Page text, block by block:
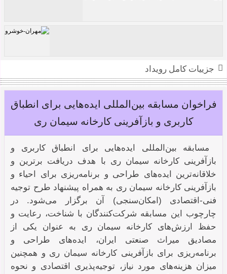
طرح پیشنهادی مسابقه معماری ساختمان اداری
مهران خوشروجزییات کامل رویداد
فراخوان مسابقه بین‌المللی ایده‌هایی برای انطباق
کاربری و بازآفرینی کارخانه سیمان ری
مسابقه بین‌المللی ایده‌هایی برای انطباق کاربری و
بازآفرینی کارخانه سیمان ری با هدف دریافت برترین و
خلاقانه‌ترین ایده‌های طراحی و برنامه‌ریزی برای احیاء و
بازآفرینی کارخانه سیمان ری به همراه پیشنهاد طرح توجیه
فنی-اقتصادی (امکان‌سنجی) آن برگزار می‌شود. در
چارچوب این مسابقه شرکت‌کنندگان با شناخت، رعایت و
حفظ ارزش‌های کارخانه سیمان ری به عنوان یکی از
مصادیق میراث صنعتی ایران، ایده‌های طراحی و
برنامه‌ریزی‌ برای بازآفرینی کارخانه سیمان ری و همچنین
میزان هزینه‌های مورد نیاز، توجیه‌پذیری اقتصادی و نحوه